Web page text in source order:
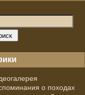
о походах